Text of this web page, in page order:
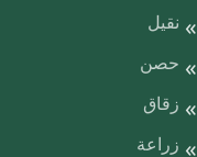
نقيل
حصن
زقاق
زراعة